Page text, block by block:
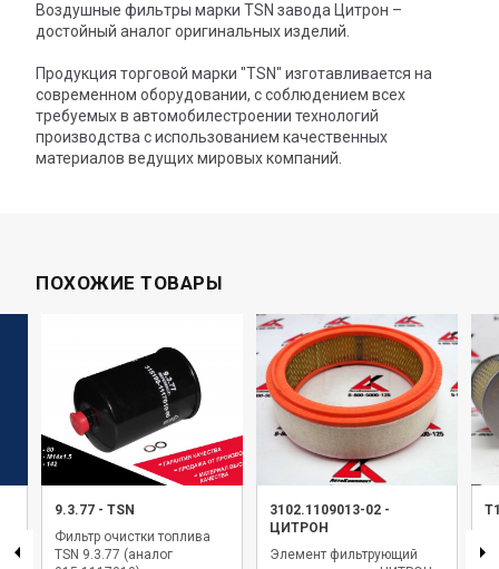
Воздушные фильтры марки TSN завода Цитрон –
достойный аналог оригинальных изделий.
Продукция торговой марки "TSN" изготавливается на
современном оборудовании, с соблюдением всех
требуемых в автомобилестроении технологий
производства с использованием качественных
материалов ведущих мировых компаний.
ПОХОЖИЕ ТОВАРЫ
9.3.77 - TSN
Фильтр очистки топлива
TSN 9.3.77 (аналог
3102.1109013-02 -
ЦИТРОН
Элемент фильтрующий